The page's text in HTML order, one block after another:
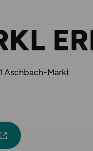
Aschbach-Markt